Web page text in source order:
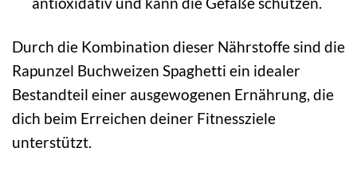
Durch die Kombination dieser Nährstoffe sind die
Rapunzel Buchweizen Spaghetti ein idealer
Bestandteil einer ausgewogenen Ernährung, die
dich beim Erreichen deiner Fitnessziele
unterstützt.